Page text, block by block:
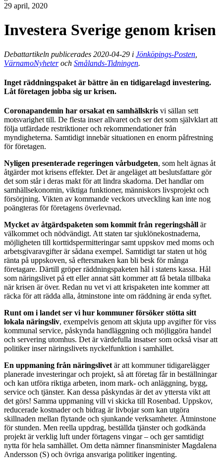
29 april, 2020
Investera Sverige genom krisen
Debattartikeln publicerades 2020-04-29 i Jönköpings-Posten
VärnamoNyheteroch Smålands-Tidningen.
Inget räddningspaket är bättre än en tidigarelagd investering.
Låt företagen jobba sig ur krisen.
Coronapandemin har orsakat en samhällskris vi sällan sett
motsvarighet till. De flesta inser allvaret och ser det som självklart att
följa utfärdade restriktioner och rekommendationer från
myndigheterna. Samtidigt innebär situationen en enorm påfrestning
för företagen.
Nyligen presenterade regeringen vårbudgeten, som helt ägnas åt
åtgärder mot krisens effekter. Det är angeläget att beslutsfattare gör
det som står i deras makt för att lindra skadorna. Det handlar om
samhällsekonomin, viktiga funktioner, människors livsprojekt och
försörjning. Vikten av kommande veckors utveckling kan inte nog
poängteras för företagens överlevnad.
Mycket av åtgärdspaketen som kommit från regeringshåll är
välkommet och nödvändigt. Att staten tar sjuklönekostnaderna,
möjligheten till korttidspermitteringar samt uppskov med moms och
arbetsgivaravgifter är sådana exempel. Samtidigt tar staten ut hög
ränta på uppskoven, så eftersmaken kan bli besk för många
företagare. Därtill gröper räddningspaketen hål i statens kassa. Hål
som näringslivet på ett eller annat sätt kommer att få betala tillbaka
när krisen är över. Redan nu vet vi att krispaketen inte kommer att
räcka för att rädda alla, åtminstone inte om räddning är enda syftet.
Runt om i landet ser vi hur kommuner försöker stötta sitt
lokala näringsliv, exempelvis genom att skjuta upp avgifter för viss
kommunal service, påskynda handläggning och möjliggöra handel
och servering utomhus. Det är värdefulla insatser som också visar att
politiker inser näringslivets nyckelfunktion i samhället.
En uppmaning från näringslivetär att kommuner tidigarelägger
planerade investeringar och projekt, så att företag får in beställningar
och kan utföra riktiga arbeten, inom mark- och anläggning, bygg,
service och tjänster. Kan dessa påskyndas är det av yttersta vikt att
det görs! Samma uppmaning vill vi skicka till Rosenbad. Uppskov,
reducerade kostnader och bidrag är livbojar som kan utgöra
skillnaden mellan flytande och sjunkande verksamheter. Åtminstone
för stunden. Men reella uppdrag, beställda tjänster och godkända
projekt är verklig luft under förtagens vingar – och ger samtidigt
nytta för hela samhället. Om detta nämner finansminister Magdalena
Andersson (S) och övriga ansvariga politiker ingenting.